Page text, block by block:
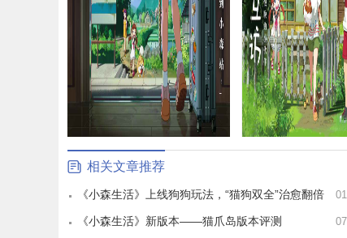
相关文章推荐
《小森生活》上线狗狗玩法，“猫狗双全”治愈翻倍
《小森生活》新版本——猫爪岛版本评测